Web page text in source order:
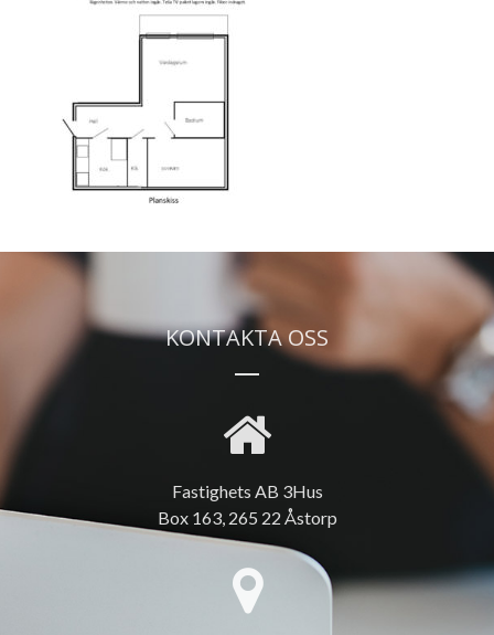
KONTAKTA OSS
Fastighets AB 3Hus
Box 163, 265 22 Åstorp